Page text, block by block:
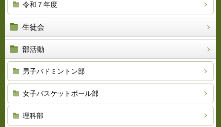
令和７年度
生徒会
部活動
男子バドミントン部
女子バスケットボール部
理科部